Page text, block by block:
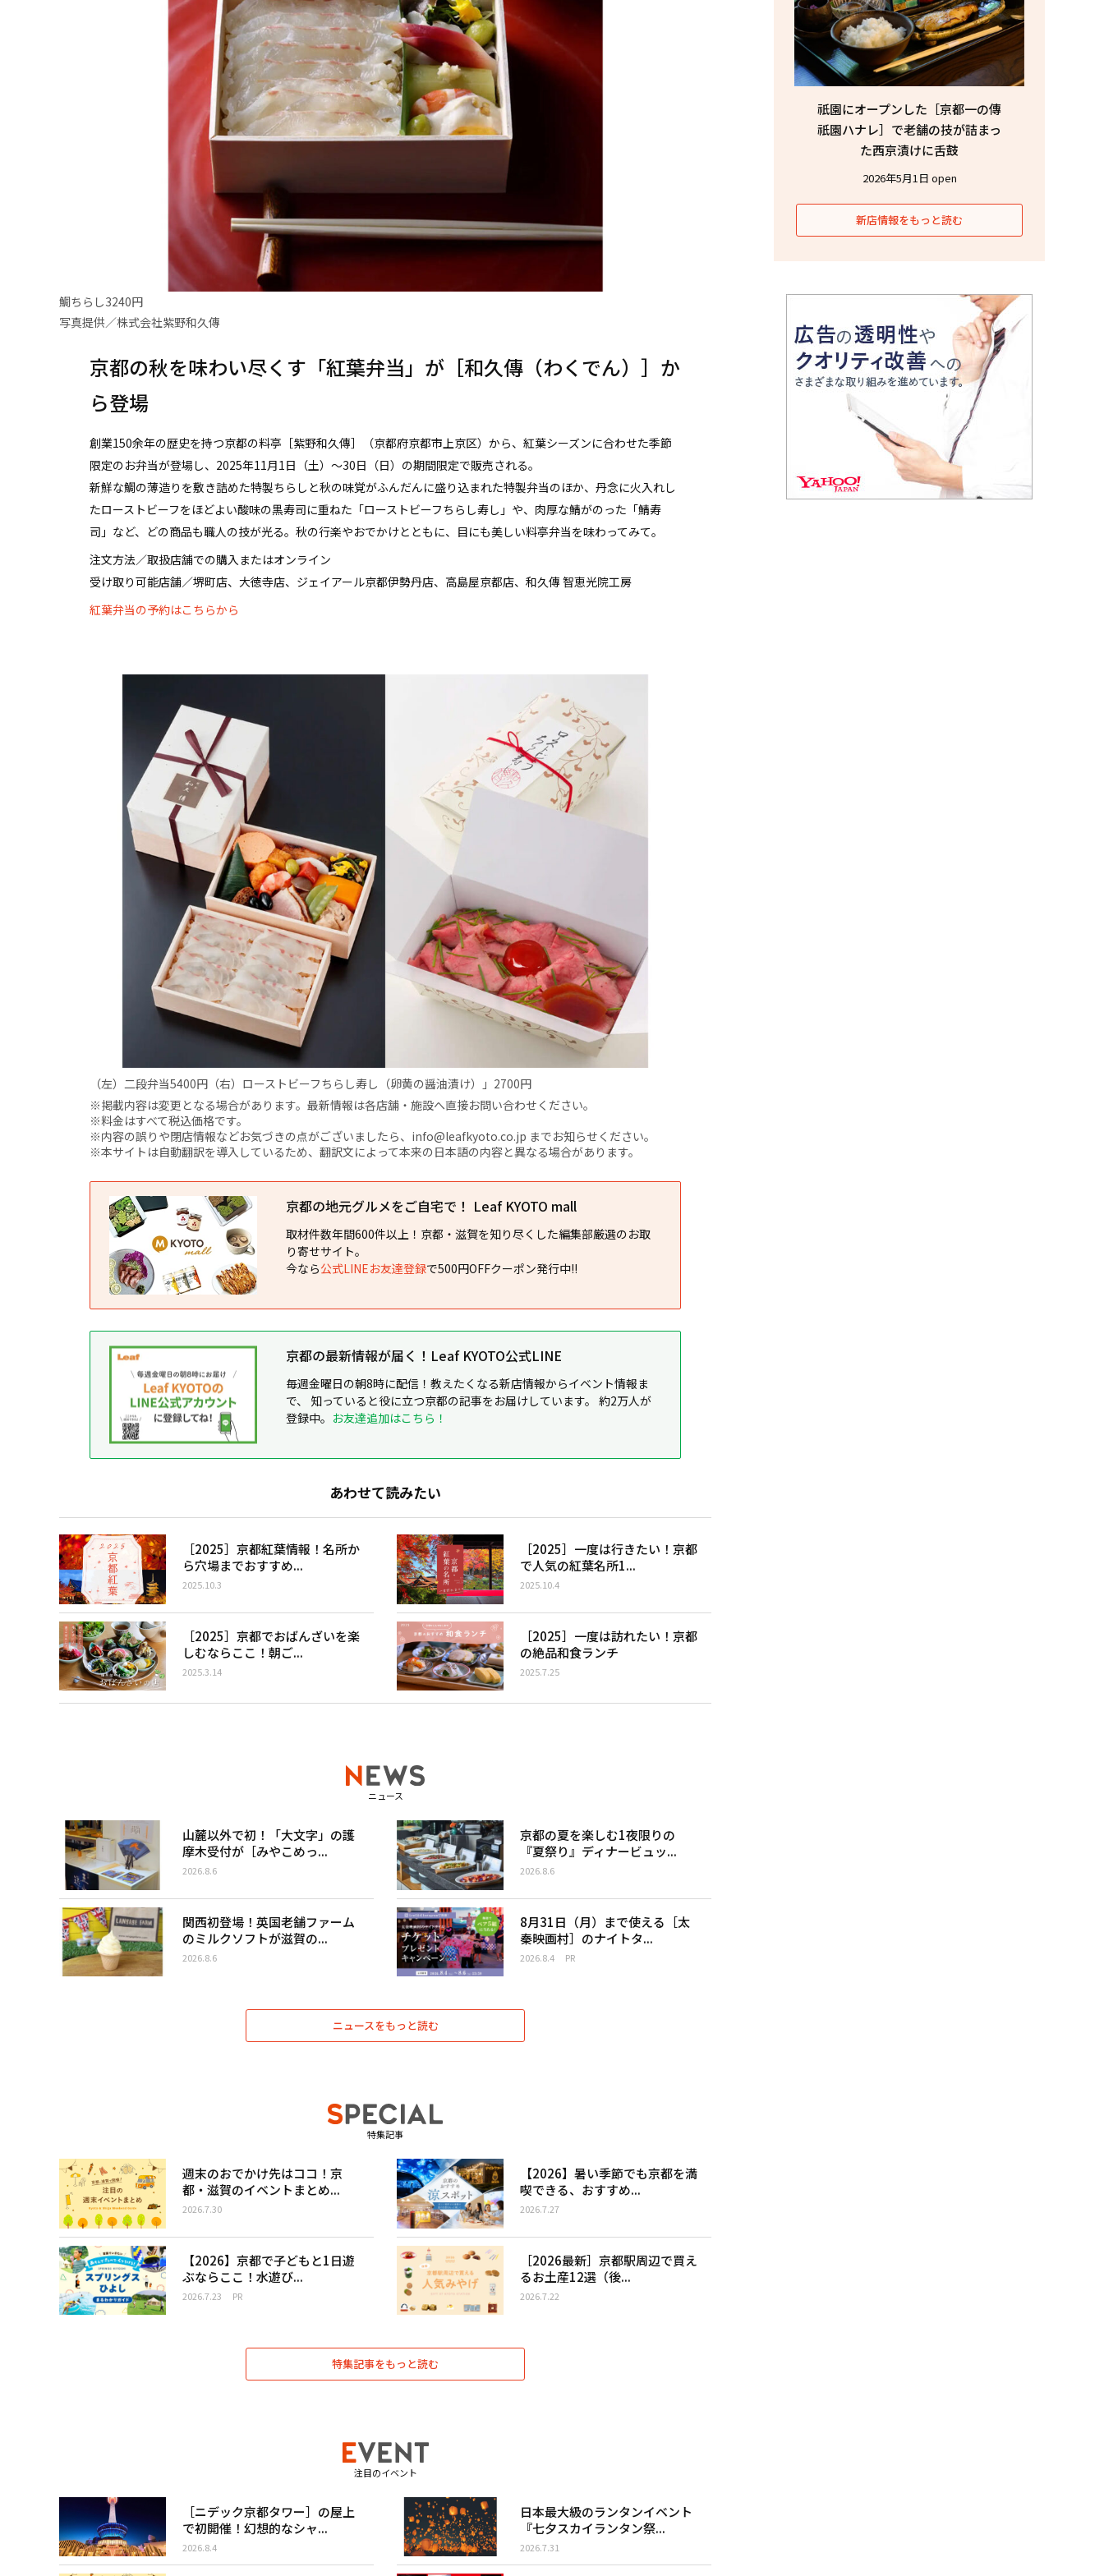
鯛ちらし3240円
写真提供／株式会社紫野和久傳
京都の秋を味わい尽くす「紅葉弁当」が［和久傳（わくでん）］か
ら登場
創業150余年の歴史を持つ京都の料亭［紫野和久傳］（京都府京都市上京区）から、紅葉シーズンに合わせた季節
限定のお弁当が登場し、2025年11月1日（土）～30日（日）の期間限定で販売される。
新鮮な鯛の薄造りを敷き詰めた特製ちらしと秋の味覚がふんだんに盛り込まれた特製弁当のほか、丹念に火入れし
たローストビーフをほどよい酸味の黒寿司に重ねた「ローストビーフちらし寿し」や、肉厚な鯖がのった「鯖寿
司」など、どの商品も職人の技が光る。秋の行楽やおでかけとともに、目にも美しい料亭弁当を味わってみて。
注文方法／取扱店舗での購入またはオンライン
受け取り可能店舗／堺町店、大徳寺店、ジェイアール京都伊勢丹店、高島屋京都店、和久傳 智恵光院工房
紅葉弁当の予約はこちらから
（左）二段弁当5400円（右）ローストビーフちらし寿し（卵黄の醤油漬け）」2700円
※掲載内容は変更となる場合があります。最新情報は各店舗・施設へ直接お問い合わせください。
※料金はすべて税込価格です。
※内容の誤りや閉店情報などお気づきの点がございましたら、info@leafkyoto.co.jp までお知らせください。
※本サイトは自動翻訳を導入しているため、翻訳文によって本来の日本語の内容と異なる場合があります。
京都の地元グルメをご自宅で！ Leaf KYOTO mall
取材件数年間600件以上！京都・滋賀を知り尽くした編集部厳選のお取
り寄せサイト。
今なら公式LINEお友達登録で500円OFFクーポン発行中!!
京都の最新情報が届く！Leaf KYOTO公式LINE
毎週金曜日の朝8時に配信！教えたくなる新店情報からイベント情報ま
で、 知っていると役に立つ京都の記事をお届けしています。 約2万人が
登録中。 お友達追加はこちら！
あわせて読みたい
［2025］京都紅葉情報！名所か
ら穴場までおすすめ...
2025.10.3
［2025］一度は行きたい！京都
で人気の紅葉名所1...
2025.10.4
［2025］京都でおばんざいを楽
しむならここ！朝ご...
2025.3.14
［2025］一度は訪れたい！京都
の絶品和食ランチ
2025.7.25
ニュース
山麓以外で初！「大文字」の護
摩木受付が［みやこめっ...
2026.8.6
京都の夏を楽しむ1夜限りの
『夏祭り』ディナービュッ...
2026.8.6
関西初登場！英国老舗ファーム
のミルクソフトが滋賀の...
2026.8.6
8月31日（月）まで使える［太
秦映画村］のナイトタ...
2026.8.4 PR
ニュースをもっと読む
特集記事
週末のおでかけ先はココ！京
都・滋賀のイベントまとめ...
2026.7.30
【2026】暑い季節でも京都を満
喫できる、おすすめ...
2026.7.27
【2026】京都で子どもと1日遊
ぶならここ！水遊び...
2026.7.23 PR
［2026最新］京都駅周辺で買え
るお土産12選（後...
2026.7.22
特集記事をもっと読む
注目のイベント
［ニデック京都タワー］の屋上
で初開催！幻想的なシャ...
2026.8.4
日本最大級のランタンイベント
『七夕スカイランタン祭...
2026.7.31
祇園にオープンした［京都一の傳
祇園ハナレ］で老舗の技が詰まっ
た西京漬けに舌鼓
2026年5月1日 open
新店情報をもっと読む